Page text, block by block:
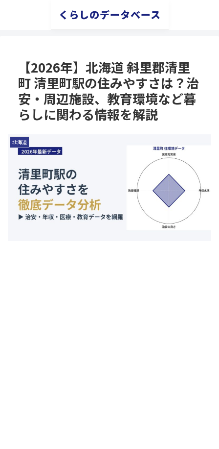
くらしのデータベース
【2026年】北海道 斜里郡清里
町 清里町駅の住みやすさは？治
安・周辺施設、教育環境など暮
らしに関わる情報を解説
北海道